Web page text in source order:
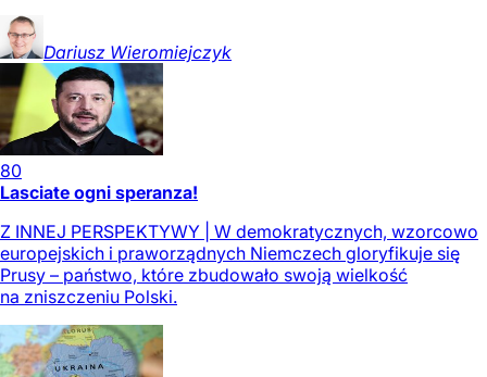
Dariusz Wieromiejczyk
80
Lasciate ogni speranza!
Z INNEJ PERSPEKTYWY | W demokratycznych, wzorcowo
europejskich i praworządnych Niemczech gloryfikuje się
Prusy – państwo, które zbudowało swoją wielkość
na zniszczeniu Polski.